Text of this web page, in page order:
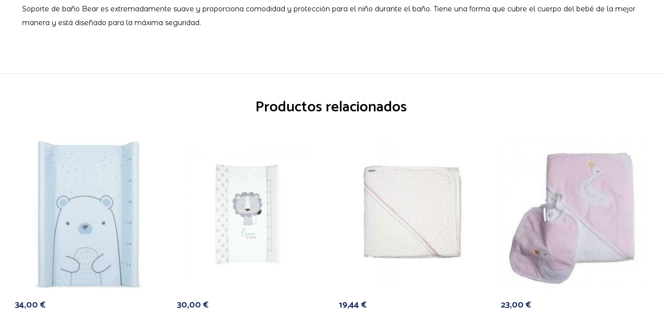
Soporte de baño Bear es extremadamente suave y proporciona comodidad y protección para el niño durante el baño. Tiene una forma que cubre el cuerpo del bebé de la mejor
manera y está diseñado para la máxima seguridad.
Productos relacionados
34,00€ 30,00€ 19,44€ 23,00€